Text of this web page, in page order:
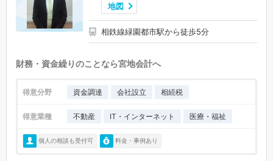
地図
相鉄線緑園都市駅から徒歩5分
財務・資金繰りのことなら宮地会計へ
得意分野 資金調達 会社設立 相続税
得意業種 不動産 IT・インターネット 医療・福祉
個人の相談も受付可 料金・事例あり